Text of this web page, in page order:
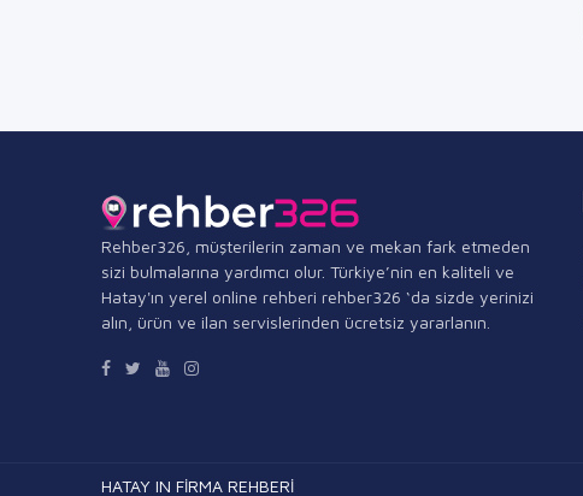
Rehber326, müşterilerin zaman ve mekan fark etmeden
sizi bulmalarına yardımcı olur. Türkiye’nin en kaliteli ve
Hatay'ın yerel online rehberi rehber326 ‘da sizde yerinizi
alın, ürün ve ilan servislerinden ücretsiz yararlanın.
HATAY IN FİRMA REHBERİ